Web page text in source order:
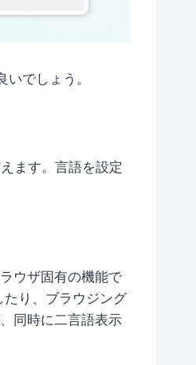
でしょう。
ます。言語を設定
ウザ固有の機能で
り、ブラウジング
同時に二言語表示